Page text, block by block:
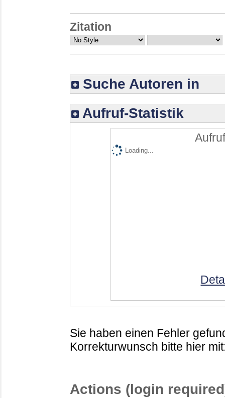
Zitation
Suche Autoren in
Aufruf-Statistik
Loading...
Sie haben einen Fehler
Korrekturwunsch bitte hier
Actions (login